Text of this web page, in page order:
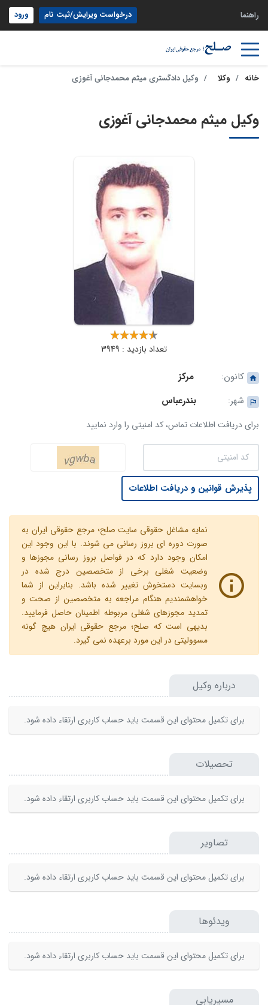
راهنما درخواست ویرایش/ثبت نام ورود
خانه وکلا وکیل دادگستری میثم محمدجانی آغوزی
وکیل میثم محمدجانی آغوزی
تعداد بازدید : 3949
کانون:
مرکز
شهر:
بندرعباس
برای دریافت اطلاعات تماس، کد امنیتی را وارد نمایید
پذیرش قوانین و دریافت اطلاعات
نمایه مشاغل حقوقی سایت صلح؛ مرجع حقوقی ایران به
صورت دوره ای بروز رسانی می شوند. با این وجود این
امکان وجود دارد که در فواصل بروز رسانی مجوزها و
وضعیت شغلی برخی از متخصصین درج شده در
وبسایت دستخوش تغییر شده باشد. بنابراین از شما
خواهشمندیم هنگام مراجعه به متخصصین از صحت و
تمدید مجوزهای شغلی مربوطه اطمینان حاصل فرمایید.
بدیهی است که صلح؛ مرجع حقوقی ایران هیچ گونه
مسوولیتی در این مورد برعهده نمی گیرد.
درباره وکیل
برای تکمیل محتوای این قسمت باید حساب کاربری ارتقاء داده شود.
تحصیلات
برای تکمیل محتوای این قسمت باید حساب کاربری ارتقاء داده شود.
تصاویر
برای تکمیل محتوای این قسمت باید حساب کاربری ارتقاء داده شود.
ویدئوها
برای تکمیل محتوای این قسمت باید حساب کاربری ارتقاء داده شود.
مسیریابی